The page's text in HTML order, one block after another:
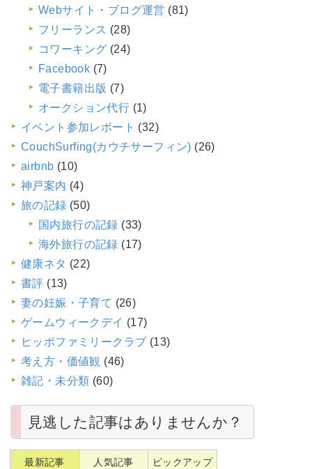
Webサイト・ブログ運営 (81)
フリーランス (28)
コワーキング (24)
Facebook (7)
電子書籍出版 (7)
オークション代行 (1)
イベント参加レポート (32)
CouchSurfing(カウチサーフィン) (26)
airbnb (10)
神戸案内 (4)
旅の記録 (50)
国内旅行の記録 (33)
海外旅行の記録 (17)
健康ネタ (22)
書評 (13)
妻の妊娠・子育て (26)
ゲームウィークデイ (17)
ヒッポファミリークラブ (13)
考え方・価値観 (46)
雑記・未分類 (60)
見逃した記事はありませんか？
最新記事 人気記事 ピックアップ